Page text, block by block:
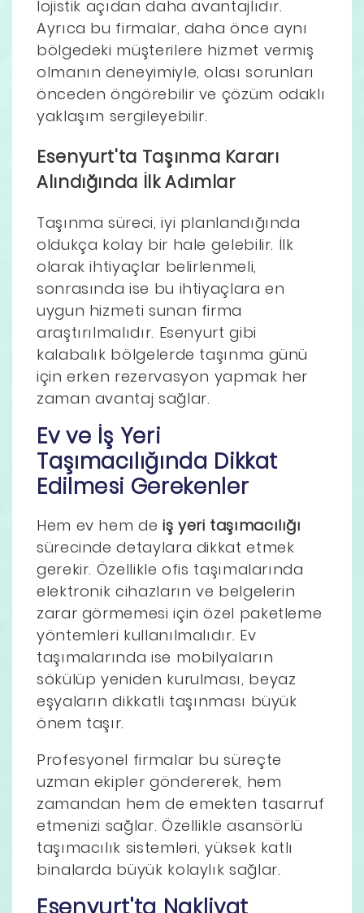
lojistik açıdan daha avantajlıdır.
Ayrıca bu firmalar, daha önce aynı
bölgedeki müşterilere hizmet vermiş
olmanın deneyimiyle, olası sorunları
önceden öngörebilir ve çözüm odaklı
yaklaşım sergileyebilir.
Esenyurt'ta Taşınma Kararı
Alındığında İlk Adımlar
Taşınma süreci, iyi planlandığında
oldukça kolay bir hale gelebilir. İlk
olarak ihtiyaçlar belirlenmeli,
sonrasında ise bu ihtiyaçlara en
uygun hizmeti sunan firma
araştırılmalıdır. Esenyurt gibi
kalabalık bölgelerde taşınma günü
için erken rezervasyon yapmak her
zaman avantaj sağlar.
Ev ve İş Yeri
Taşımacılığında Dikkat
Edilmesi Gerekenler
Hem ev hem de iş yeri taşımacılığı
sürecinde detaylara dikkat etmek
gerekir. Özellikle ofis taşımalarında
elektronik cihazların ve belgelerin
zarar görmemesi için özel paketleme
yöntemleri kullanılmalıdır. Ev
taşımalarında ise mobilyaların
sökülüp yeniden kurulması, beyaz
eşyaların dikkatli taşınması büyük
önem taşır.
Profesyonel firmalar bu süreçte
uzman ekipler göndererek, hem
zamandan hem de emekten tasarruf
etmenizi sağlar. Özellikle asansörlü
taşımacılık sistemleri, yüksek katlı
binalarda büyük kolaylık sağlar.
Esenyurt'ta Nakliyat